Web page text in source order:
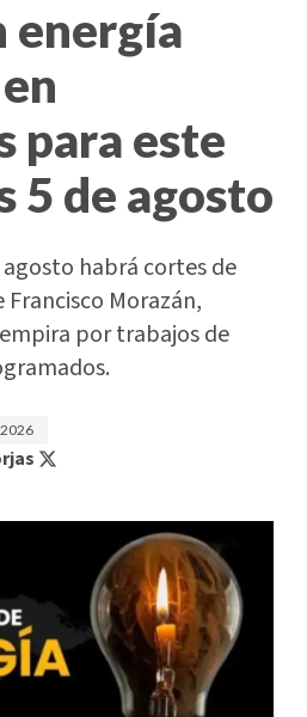
energía
para este
5 de agosto
habrá cortes de
Morazán,
por trabajos de